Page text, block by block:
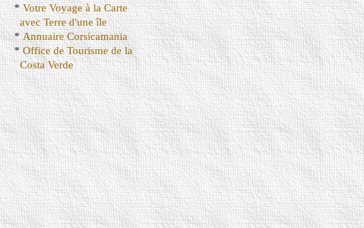
*Votre Voyage à la Carte
avec Terre d'une île
*Annuaire Corsicamania
* Office de Tourisme de la
Costa Verde